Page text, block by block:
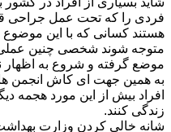
فردی را كه تحت عمل جراحی
هستند كسانی كه با این
متوجه شوند شخصی چنین عملی
موضع گرفته و شروع به اظهار
به همین جهت ای كاش انجمن
افراد بیش از این مورد هجمه
زندگی كنند.
شانه خالی كردن وزارت بهداشت